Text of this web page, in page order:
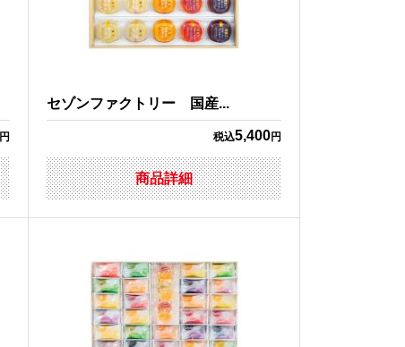
円
セゾンファクトリー 国産...
税込5,400円
商品詳細